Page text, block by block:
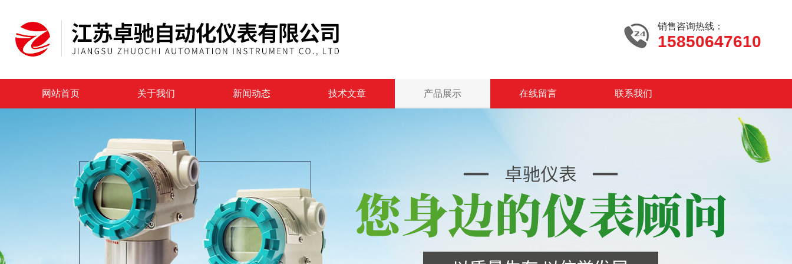
销售咨询热线：
15850647610
网站首页 关于我们 新闻动态 技术文章 产品展示 在线留言 联系我们